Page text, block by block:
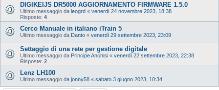
DIGIKEIJS DR5000 AGGIORNAMENTO FIRMWARE 1.5.0
Ultimo messaggio da leogrd « venerdì 24 novembre 2023, 18:38
Risposte: 4
Cerco Manuale in italiano iTrain 5
Ultimo messaggio da Danto « venerdì 29 settembre 2023, 23:09
Settaggio di una rete per gestione digitale
Ultimo messaggio da Principe Anchisi « venerdì 22 settembre 2023, 22:38
Risposte: 2
Lenz LH100
Ultimo messaggio da jonny58 « sabato 3 giugno 2023, 10:34